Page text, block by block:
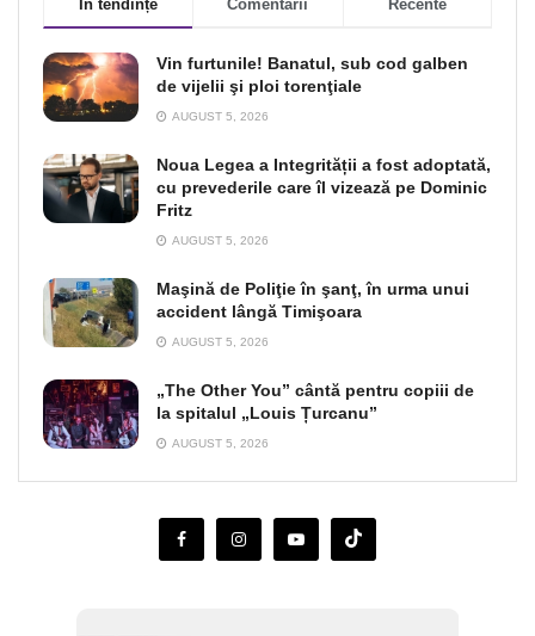
În tendințe Comentarii Recente
Vin furtunile! Banatul, sub cod galben
de vijelii şi ploi torenţiale
AUGUST 5, 2026
Noua Legea a Integrității a fost adoptată,
cu prevederile care îl vizează pe Dominic
Fritz
AUGUST 5, 2026
Maşină de Poliţie în şanţ, în urma unui
accident lângă Timişoara
AUGUST 5, 2026
„The Other You” cântă pentru copiii de
la spitalul „Louis Țurcanu”
AUGUST 5, 2026